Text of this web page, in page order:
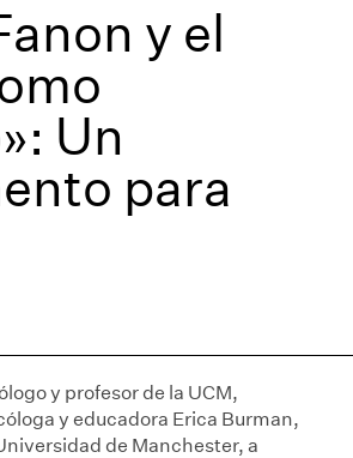
y el
Un
para
y profesor de la UCM,
y educadora Erica Burman,
de Manchester, a